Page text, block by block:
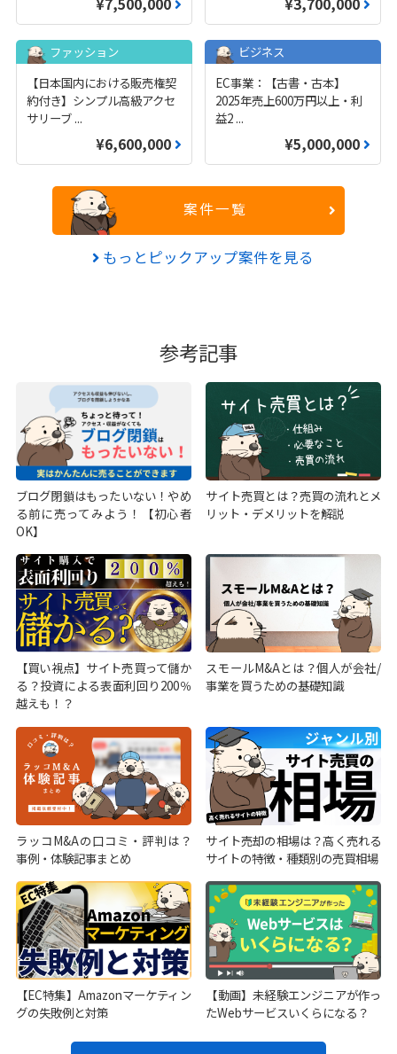
¥7,500,000 ¥3,700,000
ファッション
【日本国内における販売権契
約付き】シンプル高級アクセ
サリーブ ...
¥6,600,000
ビジネス
EC事業：【古書・古本】
2025年売上600万円以上・利
益2 ...
¥5,000,000
案件一覧
もっとピックアップ案件を見る
参考記事
ブログ閉鎖はもったいない！やめ
る前に売ってみよう！【初心者
OK】
サイト売買とは？売買の流れとメ
リット・デメリットを解説
【買い視点】サイト売買って儲か
る？投資による表面利回り200％
越えも！？
スモールM&Aとは？個人が会社/
事業を買うための基礎知識
ラッコM&Aの口コミ・評判は？
事例・体験記事まとめ
サイト売却の相場は？高く売れる
サイトの特徴・種類別の売買相場
【EC特集】Amazonマーケティン
グの失敗例と対策
【動画】未経験エンジニアが作っ
たWebサービスいくらになる？